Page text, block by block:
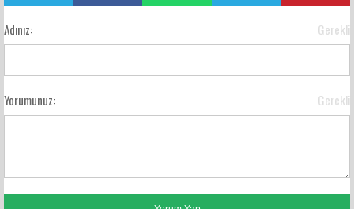
Adınız: Gerekli
Yorumunuz: Gerekli